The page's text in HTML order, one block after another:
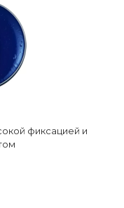
фиксацией и